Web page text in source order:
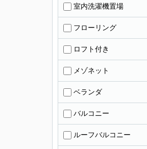
室内洗濯機置場
フローリング
ロフト付き
メゾネット
ベランダ
バルコニー
ルーフバルコニー